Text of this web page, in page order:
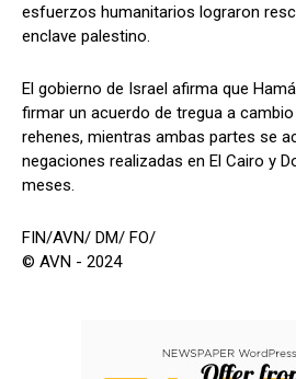
esfuerzos humanitarios lograron
enclave palestino.
El gobierno de Israel afirma que
firmar un acuerdo de tregua a
rehenes, mientras ambas partes se
negaciones realizadas en El Cairo y
meses.
FIN/AVN/ DM/ FO/
© AVN - 2024